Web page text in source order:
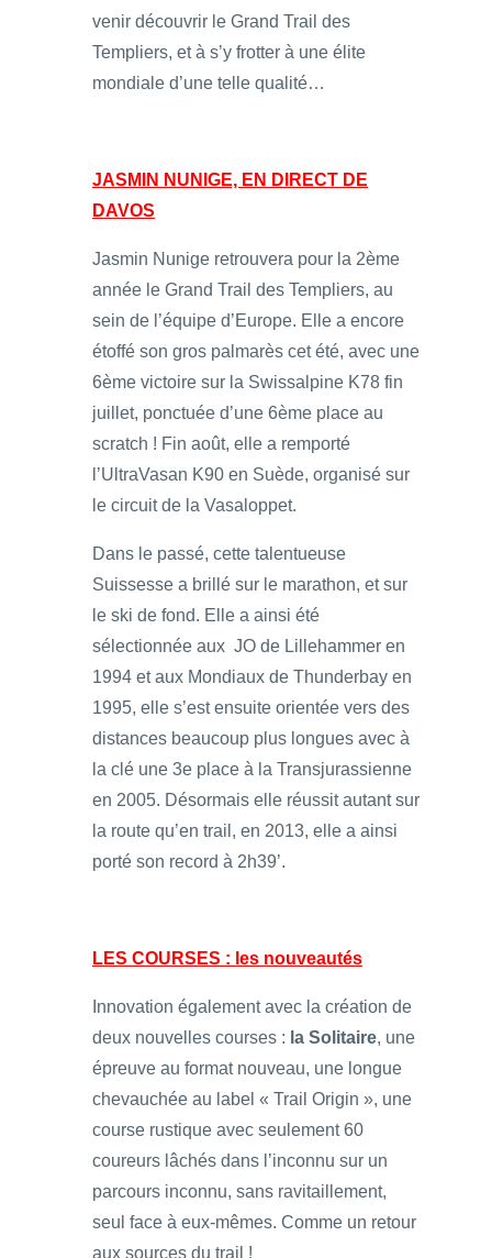
venir découvrir le Grand Trail des
Templiers, et à s’y frotter à une élite
mondiale d’une telle qualité…
JASMIN NUNIGE, EN DIRECT DE
DAVOS
Jasmin Nunige retrouvera pour la 2ème
année le Grand Trail des Templiers, au
sein de l’équipe d’Europe. Elle a encore
étoffé son gros palmarès cet été, avec une
6ème victoire sur la Swissalpine K78 fin
juillet, ponctuée d’une 6ème place au
scratch ! Fin août, elle a remporté
l’UltraVasan K90 en Suède, organisé sur
le circuit de la Vasaloppet.
Dans le passé, cette talentueuse
Suissesse a brillé sur le marathon, et sur
le ski de fond. Elle a ainsi été
sélectionnée aux JO de Lillehammer en
1994 et aux Mondiaux de Thunderbay en
1995, elle s’est ensuite orientée vers des
distances beaucoup plus longues avec à
la clé une 3e place à la Transjurassienne
en 2005. Désormais elle réussit autant sur
la route qu’en trail, en 2013, elle a ainsi
porté son record à 2h39’.
LES COURSES : les nouveautés
Innovation également avec la création de
deux nouvelles courses : la Solitaire, une
épreuve au format nouveau, une longue
chevauchée au label « Trail Origin », une
course rustique avec seulement 60
coureurs lâchés dans l’inconnu sur un
parcours inconnu, sans ravitaillement,
seul face à eux-mêmes. Comme un retour
aux sources du trail !